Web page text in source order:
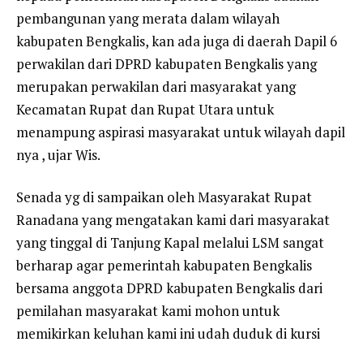
pembangunan yang merata dalam wilayah
kabupaten Bengkalis, kan ada juga di daerah Dapil 6
perwakilan dari DPRD kabupaten Bengkalis yang
merupakan perwakilan dari masyarakat yang
Kecamatan Rupat dan Rupat Utara untuk
menampung aspirasi masyarakat untuk wilayah dapil
nya , ujar Wis.
Senada yg di sampaikan oleh Masyarakat Rupat
Ranadana yang mengatakan kami dari masyarakat
yang tinggal di Tanjung Kapal melalui LSM sangat
berharap agar pemerintah kabupaten Bengkalis
bersama anggota DPRD kabupaten Bengkalis dari
pemilahan masyarakat kami mohon untuk
memikirkan keluhan kami ini udah duduk di kursi